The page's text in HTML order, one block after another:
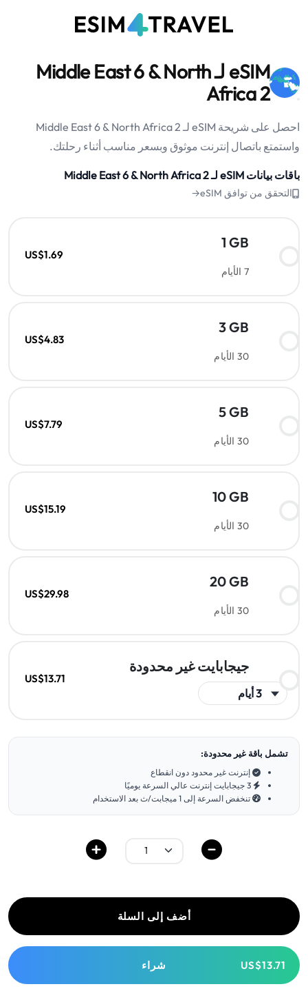
eSIM لـ Middle East 6 & North
Africa 2
احصل على شريحة eSIM لـ Middle East 6 & North Africa 2
واستمتع باتصال إنترنت موثوق وبسعر مناسب أثناء رحلتك.
باقات بيانات eSIM لـ Middle East 6 & North Africa 2
التحقق من توافق eSIM→
1 GB
7 الأيام
US$1.69
3 GB
30 الأيام
US$4.83
5 GB
30 الأيام
US$7.79
10 GB
30 الأيام
US$15.19
20 GB
30 الأيام
US$29.98
جيجابايت غير محدودة
US$13.71
تشمل باقة غير محدودة:
إنترنت غير محدود دون انقطاع
3 جيجابايت إنترنت عالي السرعة يوميًا
تنخفض السرعة إلى 1 ميجابت/ث بعد الاستخدام
أضف إلى السلة
شراء US$13.71